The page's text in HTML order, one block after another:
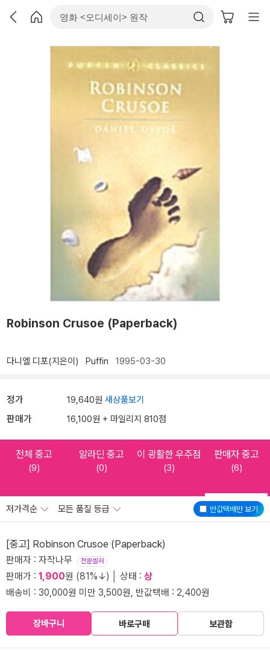
Robinson Crusoe (Paperback)
다니엘 디포(지은이) Puffin 1995-03-30
정가 19,640원 새상품보기
판매가 16,100원 + 마일리지 810점
전체 중고
(9)
알라딘 중고
(0)
이 광활한 우주점
(3)
판매자 중고
(6)
반값택배만 보기
저가격순 모든 품질 등급
[중고] Robinson Crusoe (Paperback)
판매자 : 자작나무 전문셀러
판매가 : 1,900원 (81%↓) │ 상태 : 상
배송비 : 30,000원 미만 3,500원, 반값택배 : 2,400원
장바구니 바로구매 보관함